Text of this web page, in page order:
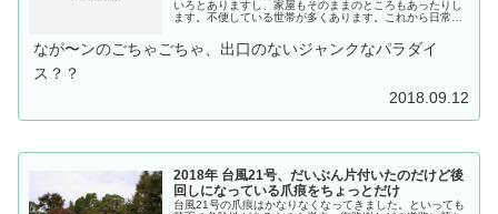
いろとありますし、家屋もそのままのところもあったりし
ます。不便している世帯が多くあります。これから日常を
いいのかな。そうやって苦戦が強いられているところが
多々あるのに書きにくいのですが...我が家もいろいろとプ
なが〜ンのごちゃごちゃ、出口のないジャンクなパラダイ
ス？？
2018.09.12
2018年 台風21号、だいぶん片付いたのだけど後
回しになっている爪痕をちょっとだけ
台風21号の爪痕はかなりなくなってきました。といっても